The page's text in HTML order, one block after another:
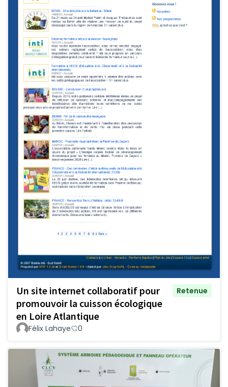
Un site internet collaboratif pour
promouvoir la cuisson écologique
en Loire Atlantique
Retenue
Félix Lahaye 0